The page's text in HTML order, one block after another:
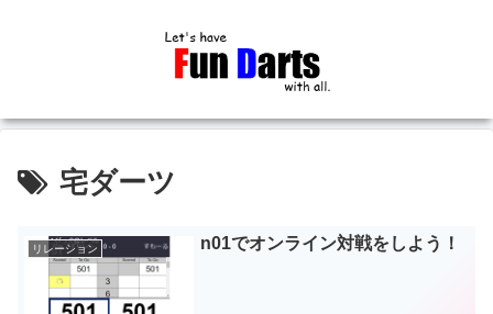
宅ダーツ
リレーション n01でオンライン対戦をしよう！